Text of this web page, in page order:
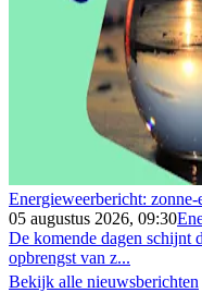
Energieweerbericht:
05 augustus 2026, 09:30
De komende dagen schijnt
opbrengst van z...
Bekijk alle nieuwsberichten